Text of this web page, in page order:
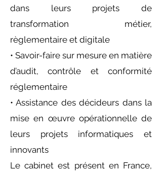
dans leurs projets de
transformation métier,
règlementaire et digitale
• Savoir-faire sur mesure en matière
d’audit, contrôle et conformité
réglementaire
• Assistance des décideurs dans la
mise en œuvre opérationnelle de
leurs projets informatiques et
innovants
Le cabinet est présent en France,